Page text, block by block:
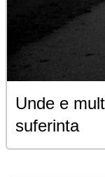
Unde e
suferinta